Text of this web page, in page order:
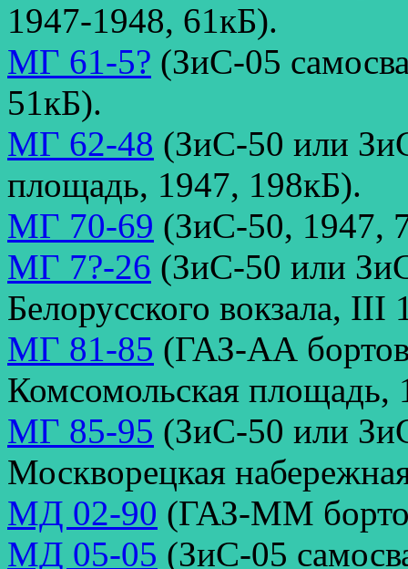
1947-1948, 61кБ).
МГ 61-5? (ЗиС-05
51кБ).
МГ 62-48 (ЗиС-50 или
площадь, 1947, 198кБ).
МГ 70-69 (ЗиС-50, 1947,
МГ 7?-26 (ЗиС-50 или
Белорусского вокзала, III
МГ 81-85 (ГАЗ-АА
Комсомольская площадь,
МГ 85-95 (ЗиС-50 или
Москворецкая
МД 02-90 (ГАЗ-ММ
МД 05-05 (ЗиС-05